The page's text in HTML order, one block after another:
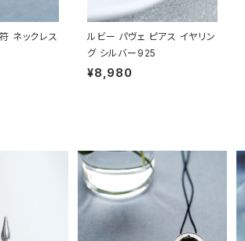
ネックレス
ルビー パヴェ ピアス イヤリン
グ シルバー925
¥8,980